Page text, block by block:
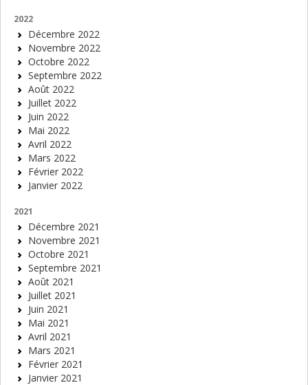
2022
Décembre 2022
Novembre 2022
Octobre 2022
Septembre 2022
Août 2022
Juillet 2022
Juin 2022
Mai 2022
Avril 2022
Mars 2022
Février 2022
Janvier 2022
2021
Décembre 2021
Novembre 2021
Octobre 2021
Septembre 2021
Août 2021
Juillet 2021
Juin 2021
Mai 2021
Avril 2021
Mars 2021
Février 2021
Janvier 2021